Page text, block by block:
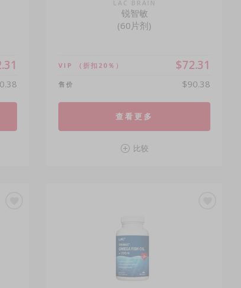
LAC BRAIN
锐智敏
(60片剂)
VIP （折扣20％） $72.31
售价 $90.38
查看更多
比较